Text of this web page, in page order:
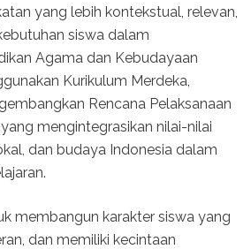
yang lebih kontekstual, relevan,
siswa dalam
Agama dan Kebudayaan
Kurikulum Merdeka,
Rencana Pelaksanaan
mengintegrasikan nilai-nilai
dan budaya Indonesia dalam
membangun karakter siswa yang
dan memiliki kecintaan